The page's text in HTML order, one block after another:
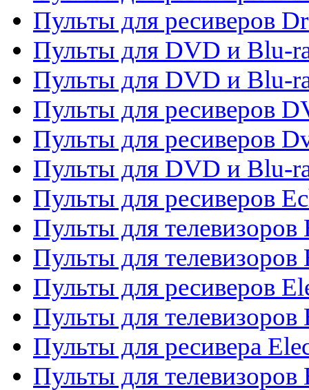
Пульты для ресиверов
Пульты для DVD и Blu-
Пульты для DVD и Blu-
Пульты для ресиверов
Пульты для ресиверов
Пульты для DVD и Blu-
Пульты для ресиверов
Пульты для телевизоров
Пульты для телевизоров
Пульты для ресиверов
Пульты для телевизоров
Пульты для ресивера
Пульты для телевизоров